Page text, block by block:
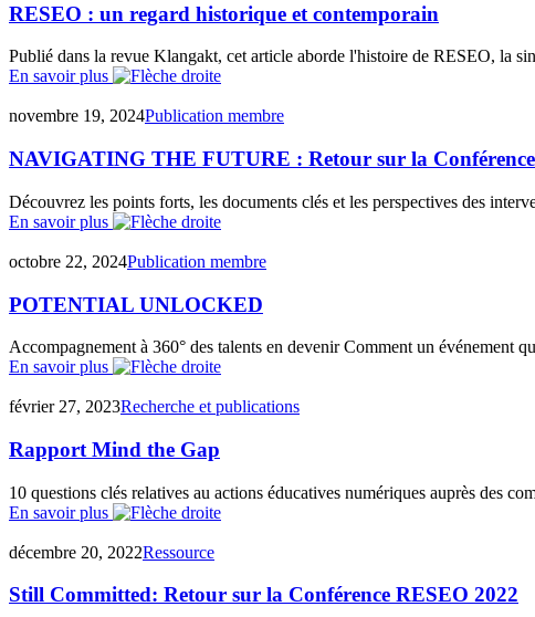
RESEO : un regard historique et contemporain
Publié dans la revue Klangakt, cet article aborde l'histoire de RESEO, la
En savoir plus
novembre 19, 2024Publication membre
NAVIGATING THE FUTURE : Retour sur la
Découvrez les points forts, les documents clés et les perspectives des
En savoir plus
octobre 22, 2024Publication membre
POTENTIAL UNLOCKED
Accompagnement à 360° des talents en devenir Comment un événement
En savoir plus
février 27, 2023Recherche et publications
Rapport Mind the Gap
10 questions clés relatives au actions éducatives numériques auprès des
En savoir plus
décembre 20, 2022Ressource
Still Committed: Retour sur la Conférence RESEO 2022